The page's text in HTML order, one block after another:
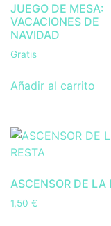
JUEGO DE MESA:
VACACIONES DE
NAVIDAD
Gratis
Añadir al carrito
ASCENSOR DE LA
1,50 €